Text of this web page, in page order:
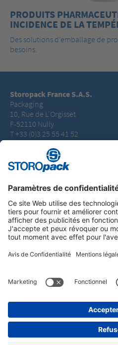
PRODUITS
INCIDENCE DE LA
Des solutions d’emballage de
besoins.
Storopack France S.A.S.
Packaging
10, Rue de L'Orgisset
F-52110 Nully
T +33 (0)3 25 55 41 52
Instagram
YouTube
MENTIONS LÉGALES
CONDITIONS GÉNÉRALES
PROTECTION DES DONNÉES